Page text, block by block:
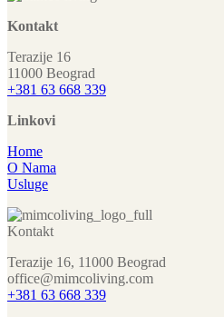
Kontakt
Terazije 16
11000 Beograd
+381 63 668 339
Linkovi
Home
O Nama
Usluge
Kontakt
Terazije 16, 11000 Beograd
office@mimcoliving.com
+381 63 668 339